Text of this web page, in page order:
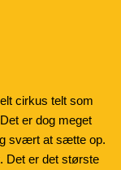
cirkus telt som
er dog meget
svært at sætte op.
Det er det største